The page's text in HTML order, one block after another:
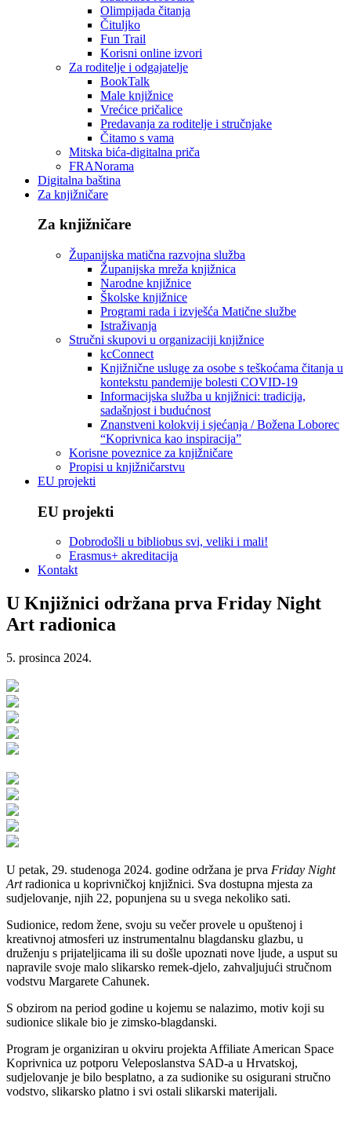
Olimpijada čitanja
Čituljko
Fun Trail
Korisni online izvori
Za roditelje i odgajatelje
BookTalk
Male knjižnice
Vrećice pričalice
Predavanja za roditelje i stručnjake
Čitamo s vama
Mitska bića-digitalna priča
FRANorama
Digitalna baština
Za knjižničare
Za knjižničare
Županijska matična razvojna služba
Županijska mreža knjižnica
Narodne knjižnice
Školske knjižnice
Programi rada i izvješća Matične službe
Istraživanja
Stručni skupovi u organizaciji knjižnice
kcConnect
Knjižnične usluge za osobe s teškoćama čitanja u
kontekstu pandemije bolesti COVID-19
Informacijska služba u knjižnici: tradicija,
sadašnjost i budućnost
Znanstveni kolokvij i sjećanja / Božena Loborec
“Koprivnica kao inspiracija”
Korisne poveznice za knjižničare
Propisi u knjižničarstvu
EU projekti
EU projekti
Dobrodošli u bibliobus svi, veliki i mali!
Erasmus+ akreditacija
Kontakt
U Knjižnici održana prva Friday Night
Art radionica
5. prosinca 2024.
U petak, 29. studenoga 2024. godine održana je prva Friday Night
Artradionica u koprivničkoj knjižnici. Sva dostupna mjesta za
sudjelovanje, njih 22, popunjena su u svega nekoliko sati.
Sudionice, redom žene, svoju su večer provele u opuštenoj i
kreativnoj atmosferi uz instrumentalnu blagdansku glazbu, u
druženju s prijateljicama ili su došle upoznati nove ljude, a usput su
napravile svoje malo slikarsko remek-djelo, zahvaljujući stručnom
vodstvu Margarete Cahunek.
S obzirom na period godine u kojemu se nalazimo, motiv koji su
sudionice slikale bio je zimsko-blagdanski.
Program je organiziran u okviru projekta Affiliate American Space
Koprivnica uz potporu Veleposlanstva SAD-a u Hrvatskoj,
sudjelovanje je bilo besplatno, a za sudionike su osigurani stručno
vodstvo, slikarsko platno i svi ostali slikarski materijali.